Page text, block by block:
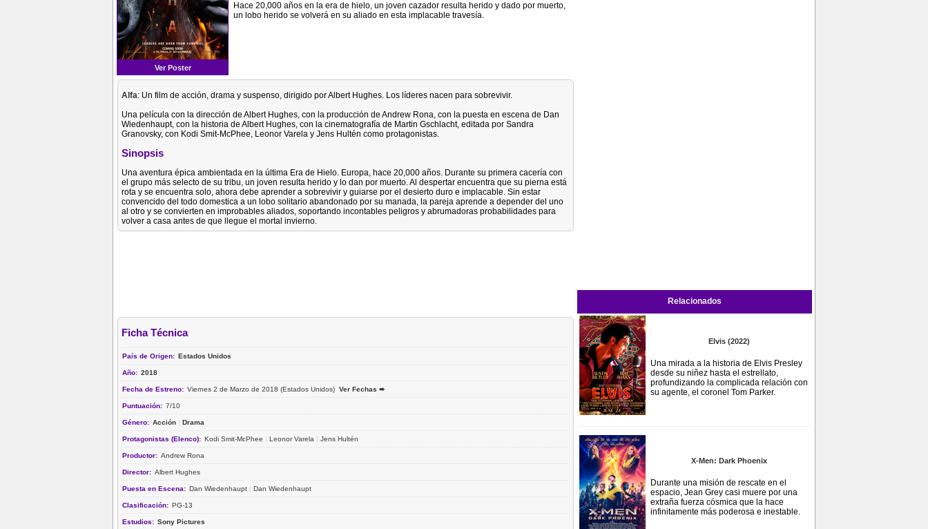
Ver Poster
Hace 20,000 años en la era de hielo, un joven cazador resulta herido y dado por muerto,
un lobo herido se volverá en su aliado en esta implacable travesía.
Alfa: Un film de acción, drama y suspenso, dirigido por Albert Hughes. Los líderes nacen para sobrevivir.
Una película con la dirección de Albert Hughes, con la producción de Andrew Rona, con la puesta en escena de Dan
Wiedenhaupt, con la historia de Albert Hughes, con la cinematografía de Martin Gschlacht, editada por Sandra
Granovsky, con Kodi Smit-McPhee, Leonor Varela y Jens Hultén como protagonistas.
Sinopsis
Una aventura épica ambientada en la última Era de Hielo. Europa, hace 20,000 años. Durante su primera cacería con
el grupo más selecto de su tribu, un joven resulta herido y lo dan por muerto. Al despertar encuentra que su pierna está
rota y se encuentra solo, ahora debe aprender a sobrevivir y guiarse por el desierto duro e implacable. Sin estar
convencido del todo domestica a un lobo solitario abandonado por su manada, la pareja aprende a depender del uno
al otro y se convierten en improbables aliados, soportando incontables peligros y abrumadoras probabilidades para
volver a casa antes de que llegue el mortal invierno.
Ficha Técnica
País de Origen: Estados Unidos
Año: 2018
Fecha de Estreno: Viernes 2 de Marzo de 2018 (Estados Unidos) Ver Fechas ➨
Puntuación: 7/10
Género: Acción | Drama
Protagonistas (Elenco): Kodi Smit-McPhee | Leonor Varela | Jens Hultén
Productor: Andrew Rona
Director: Albert Hughes
Puesta en Escena: Dan Wiedenhaupt | Dan Wiedenhaupt
Clasificación: PG-13
Estudios: Sony Pictures
Relacionados
Elvis (2022)
Una mirada a la historia de Elvis Presley
desde su niñez hasta el estrellato,
profundizando la complicada relación con
su agente, el coronel Tom Parker.
X-Men: Dark Phoenix
Durante una misión de rescate en el
espacio, Jean Grey casi muere por una
extraña fuerza cósmica que la hace
infinitamente más poderosa e inestable.